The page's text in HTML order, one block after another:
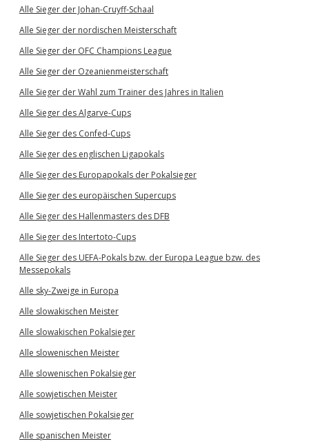
Alle Sieger der Johan-Cruyff-Schaal
Alle Sieger der nordischen Meisterschaft
Alle Sieger der OFC Champions League
Alle Sieger der Ozeanienmeisterschaft
Alle Sieger der Wahl zum Trainer des Jahres in Italien
Alle Sieger des Algarve-Cups
Alle Sieger des Confed-Cups
Alle Sieger des englischen Ligapokals
Alle Sieger des Europapokals der Pokalsieger
Alle Sieger des europäischen Supercups
Alle Sieger des Hallenmasters des DFB
Alle Sieger des Intertoto-Cups
Alle Sieger des UEFA-Pokals bzw. der Europa League bzw. des
Messepokals
Alle sky-Zweige in Europa
Alle slowakischen Meister
Alle slowakischen Pokalsieger
Alle slowenischen Meister
Alle slowenischen Pokalsieger
Alle sowjetischen Meister
Alle sowjetischen Pokalsieger
Alle spanischen Meister